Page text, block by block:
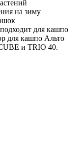
на зиму
для кашпо
для кашпо Альто
и TRIO 40.